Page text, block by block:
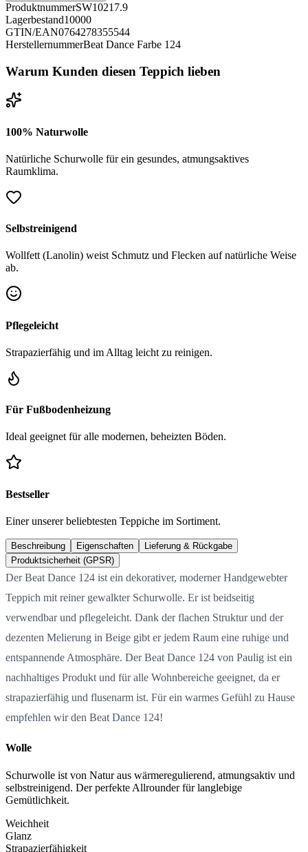
ProduktnummerSW10217.9
Lagerbestand10000
GTIN/EAN0764278355544
HerstellernummerBeat Dance Farbe 124
Warum Kunden diesen Teppich lieben
100% Naturwolle
Natürliche Schurwolle für ein gesundes, atmungsaktives
Raumklima.
Selbstreinigend
Wollfett (Lanolin) weist Schmutz und Flecken auf natürliche Weise
ab.
Pflegeleicht
Strapazierfähig und im Alltag leicht zu reinigen.
Für Fußbodenheizung
Ideal geeignet für alle modernen, beheizten Böden.
Bestseller
Einer unserer beliebtesten Teppiche im Sortiment.
Beschreibung Eigenschaften
Lieferung & Rückgabe
Produktsicherheit (GPSR)
Der Beat Dance 124 ist ein dekorativer, moderner Handgewebter
Teppich mit reiner gewalkter Schurwolle. Er ist beidseitig
verwendbar und pflegeleicht. Dank der flachen Struktur und der
dezenten Melierung in Beige gibt er jedem Raum eine ruhige und
entspannende Atmosphäre. Der Beat Dance 124 von Paulig ist ein
nachhaltiges Produkt und für alle Wohnbereiche geeignet, da er
strapazierfähig und flusenarm ist. Für ein warmes Gefühl zu Hause
empfehlen wir den Beat Dance 124!
Wolle
Schurwolle ist von Natur aus wärmeregulierend, atmungsaktiv und
selbstreinigend. Der perfekte Allrounder für langlebige
Gemütlichkeit.
Weichheit
Glanz
Strapazierfähigkeit